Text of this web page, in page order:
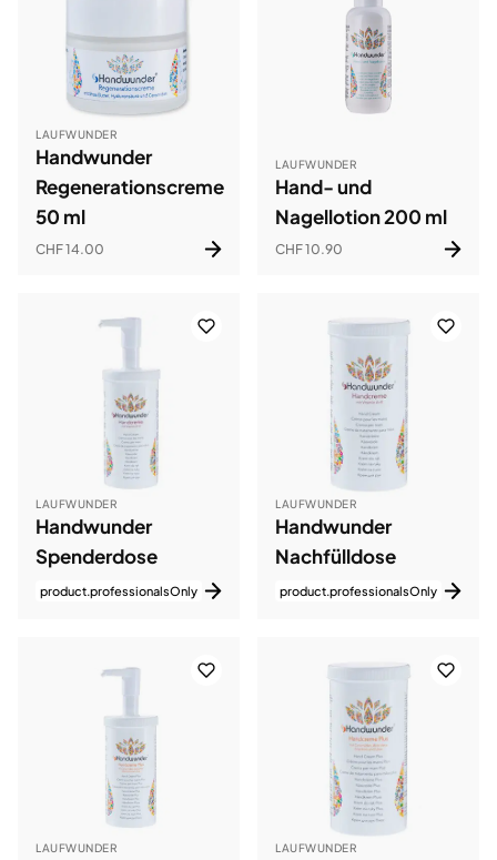
LAUFWUNDER
Handwunder
Regenerationscreme
50 ml
CHF 14.00
LAUFWUNDER
Hand- und
Nagellotion 200 ml
CHF 10.90
LAUFWUNDER
Handwunder
Spenderdose
product.professionalsOnly
LAUFWUNDER
Handwunder
Nachfülldose
product.professionalsOnly
LAUFWUNDER LAUFWUNDER